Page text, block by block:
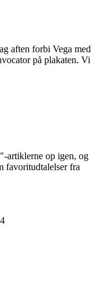
aften forbi Vega med
på plakaten. Vi
artiklerne op igen, og
favoritudtalelser fra